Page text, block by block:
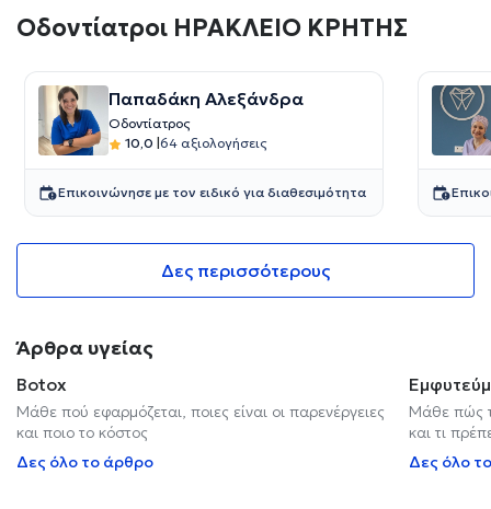
Οδοντίατροι ΗΡΑΚΛΕΙΟ ΚΡΗΤΗΣ
Παπαδάκη Αλεξάνδρα
Οδοντίατρος
10,0 |64 αξιολογήσεις
Επικοινώνησε με τον ειδικό για διαθεσιμότητα
Δες περισσότερους
Άρθρα υγείας
Botox
Μάθε πού εφαρμόζεται, ποιες είναι οι παρενέργειες
και ποιο το κόστος
Δες όλο το άρθρο
Μάθε πώς
και τι
Δες όλο